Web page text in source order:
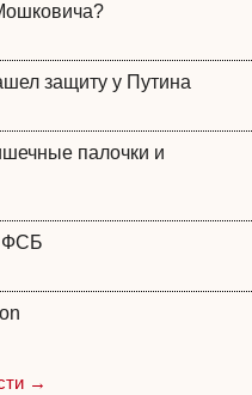
защиту у Путина
палочки и
ФСБ
→